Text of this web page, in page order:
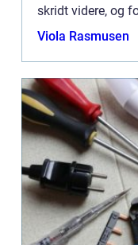
skridt videre, og
smag og kvalitet,
Viola Rasmusen